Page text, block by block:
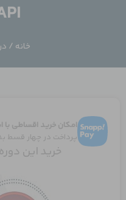
خانه /
امکان خرید اقساطی
پرداخت در چهار قسط
خرید این